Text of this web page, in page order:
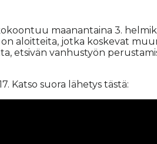
maa­nan­tai­na 3.
on aloit­tei­ta, jot­ka kos­ke­vat
et­si­vän van­hus­työn
Kat­so suo­ra lä­he­tys täs­tä: